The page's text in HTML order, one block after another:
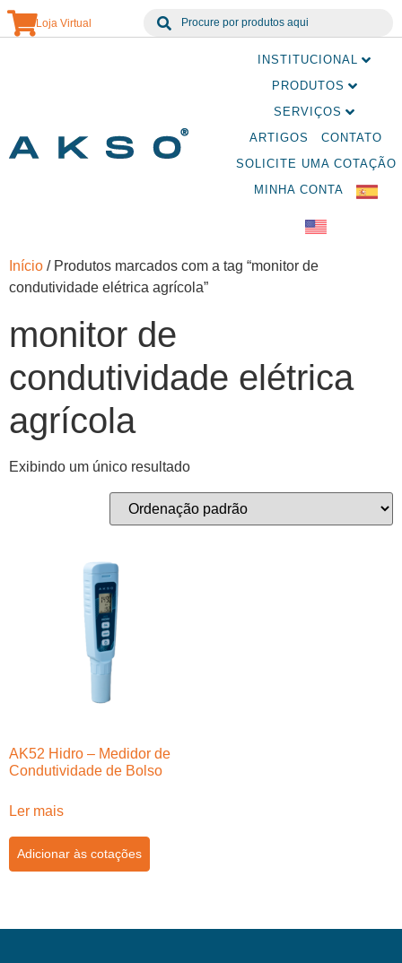
Loja Virtual
INSTITUCIONAL
PRODUTOS
SERVIÇOS
ARTIGOS
CONTATO
SOLICITE UMA COTAÇÃO
MINHA CONTA
Início / Produtos marcados com a tag “monitor de
condutividade elétrica agrícola”
monitor de
condutividade elétrica
agrícola
Exibindo um único resultado
AK52 Hidro – Medidor de
Condutividade de Bolso
Ler mais
Adicionar às cotações